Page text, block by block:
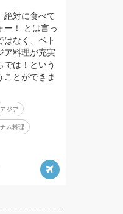
絶対に食べて
ー！ とは言っ
はなく、ベト
ア料理が充実
では！という
ことができま
アジア
ム料理